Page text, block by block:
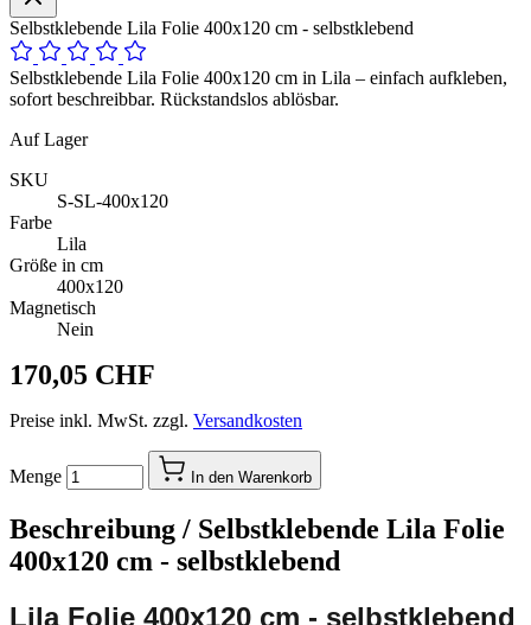
Selbstklebende Lila Folie 400x120 cm - selbstklebend
Selbstklebende Lila Folie 400x120 cm in Lila – einfach aufkleben,
sofort beschreibbar. Rückstandslos ablösbar.
Auf Lager
SKU
S-SL-400x120
Farbe
Lila
Größe in cm
400x120
Magnetisch
Nein
170,05 CHF
Preise inkl. MwSt. zzgl. Versandkosten
Menge In den Warenkorb
Beschreibung / Selbstklebende Lila Folie
400x120 cm - selbstklebend
Lila Folie 400x120 cm - selbstklebend